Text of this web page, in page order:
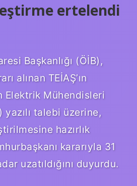
ertelendi
Başkanlığı (ÖİB),
alınan TEİAŞ’ın
Elektrik Mühendisleri
yazılı talebi üzerine,
hazırlık
kararıyla 31
uzatıldığını duyurdu.